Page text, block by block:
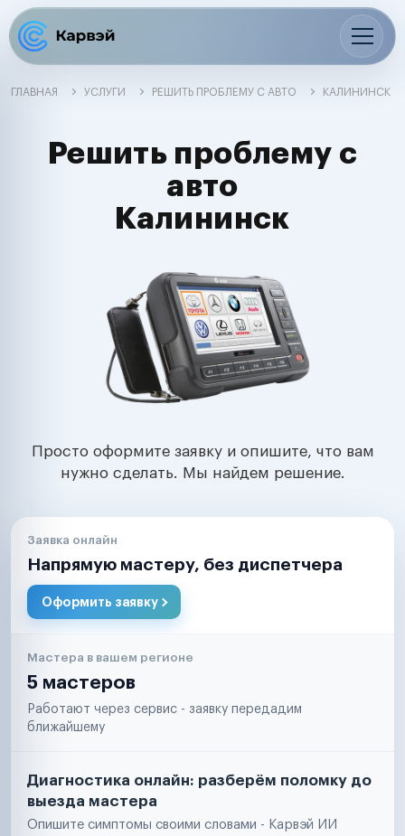
ГЛАВНАЯ УСЛУГИ РЕШИТЬ ПРОБЛЕМУ С АВТО КАЛИНИНСК
Решить проблему с
авто
Калининск
Просто оформите заявку и опишите, что вам
нужно сделать. Мы найдем решение.
Заявка онлайн
Напрямую мастеру, без диспетчера
Оформить заявку
Мастера в вашем регионе
5 мастеров
Работают через сервис - заявку передадим
ближайшему
Диагностика онлайн: разберём поломку до
выезда мастера
Опишите симптомы своими словами - Карвэй ИИ